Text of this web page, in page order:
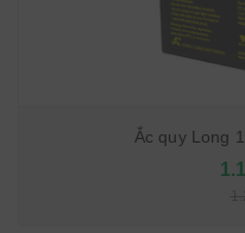
Ắc quy Long